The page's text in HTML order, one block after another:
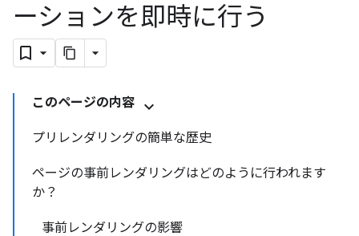
ーションを即時に行う
このページの内容
プリレンダリングの簡単な歴史
ページの事前レンダリングはどのように行われます
か？
事前レンダリングの影響